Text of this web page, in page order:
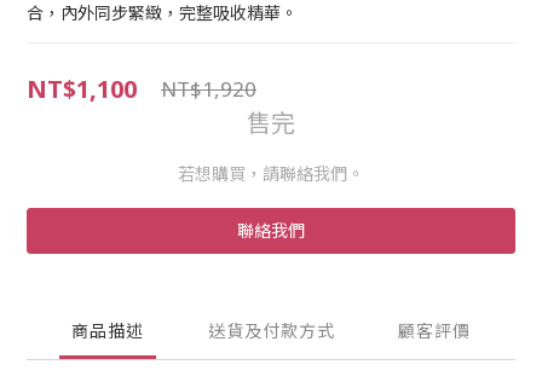
合，內外同步緊緻，完整吸收精華。
NT$1,100 NT$1,920
售完
若想購買，請聯絡我們。
聯絡我們
商品描述 送貨及付款方式 顧客評價